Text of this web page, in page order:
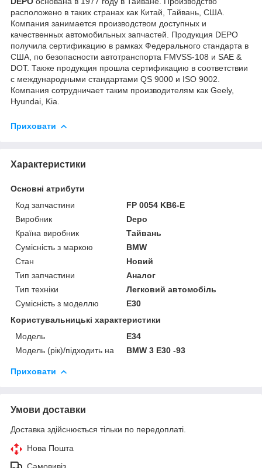
расположено в таких странах как Китай, Тайвань, США.
Компания занимается производством доступных и
качественных автомобильных запчастей. Продукция DEPO
получила сертификацию в рамках Федерального стандарта в
США, по безопасности автотранспорта FMVSS-108 и SAE &
DOT. Также продукция прошла сертификацию в соответствии
с международными стандартами QS 9000 и ISO 9002.
Компания сотрудничает таким производителям как Geely,
Hyundai, Kia.
Приховати
Характеристики
Основні атрибути
Код запчастини
FP 0054 KB6-E
Виробник
Depo
Країна виробник
Тайвань
Сумісність з маркою
BMW
Стан
Новий
Тип запчастини
Аналог
Тип техніки
Легковий автомобіль
Сумісність з моделлю
E30
Користувальницькі характеристики
Мoдель
E34
Модель (рік)/підходить на
BMW 3 E30 -93
Приховати
Умови доставки
Доставка здійснюється тільки по передоплаті.
Нова Пошта
Самовивіз